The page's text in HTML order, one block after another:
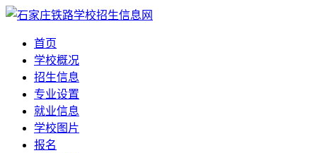
首页
学校概况
招生信息
专业设置
就业信息
学校图片
报名